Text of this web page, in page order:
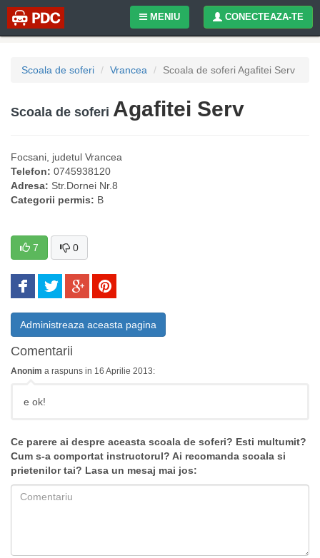
CONECTEAZA-TE
MENIU
Scoala de soferi Vrancea Scoala de soferi Agafitei Serv
Scoala de soferi Agafitei Serv
Focsani , judetul Vrancea
Telefon: 0745938120
Adresa: Str.Dornei Nr.8
Categorii permis: B
7 0
Administreaza aceasta pagina
Comentarii
Anonim a raspuns in 16 Aprilie 2013:
e ok!
Ce parere ai despre aceasta scoala de soferi? Esti multumit?
Cum s-a comportat instructorul? Ai recomanda scoala si
prietenilor tai? Lasa un mesaj mai jos: